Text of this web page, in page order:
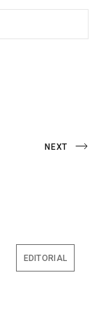
Next
NEXT
EDITORIAL